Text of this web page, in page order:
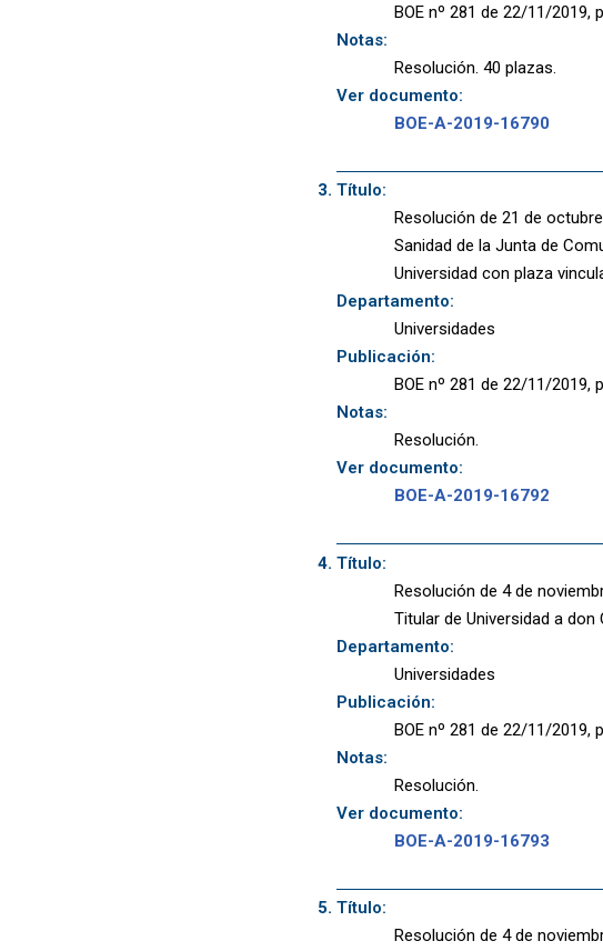
BOE nº 281 de 22/11/2019,
Notas:
Resolución. 40 plazas.
Ver documento:
BOE-A-2019-16790
Título:
Resolución de 21 de
Sanidad de la Junta de
Universidad con plaza
Departamento:
Universidades
Publicación:
BOE nº 281 de 22/11/2019,
Notas:
Resolución.
Ver documento:
BOE-A-2019-16792
Título:
Resolución de 4 de
Titular de Universidad a don
Departamento:
Universidades
Publicación:
BOE nº 281 de 22/11/2019,
Notas:
Resolución.
Ver documento:
BOE-A-2019-16793
Título:
Resolución de 4 de